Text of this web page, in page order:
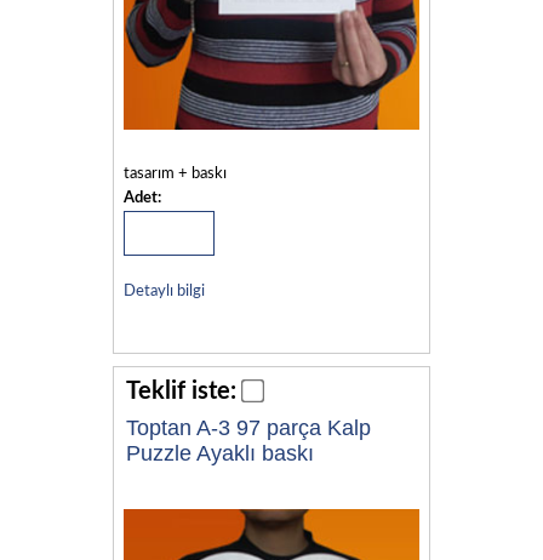
tasarım + baskı
Adet:
Detaylı bilgi
Teklif iste:
Toptan A-3 97 parça Kalp
Puzzle Ayaklı baskı